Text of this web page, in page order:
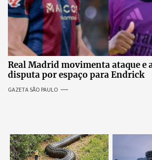
Real Madrid movimenta ataque e
disputa por espaço para Endrick
GAZETA SÃO PAULO